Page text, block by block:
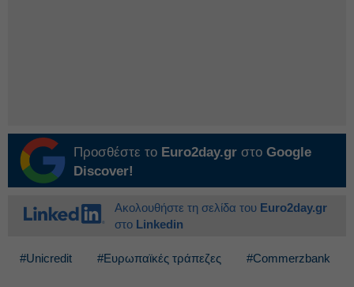
Προσθέστε το Euro2day.gr στο Google
Discover!
Ακολουθήστε τη σελίδα του Euro2day.gr
στο Linkedin
#Unicredit #Ευρωπαϊκές τράπεζες #Commerzbank